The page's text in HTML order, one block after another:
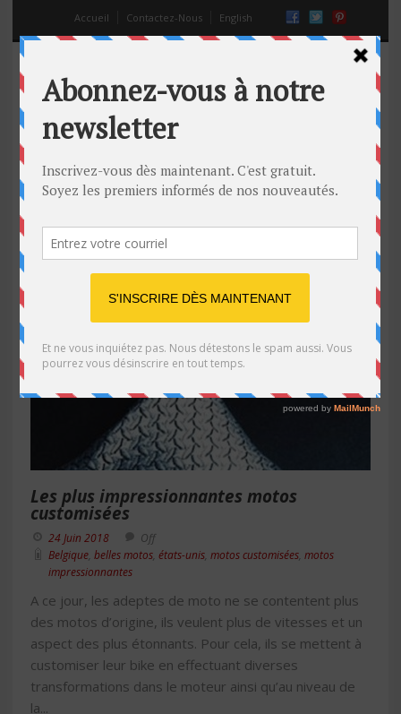
Accueil Contactez-Nous English
motos impressionnantes
Les plus impressionnantes motos
customisées
24 Juin 2018
Off
Belgique belles motos états-unis motos customisées motos
impressionnantes
A ce jour, les adeptes de moto ne se contentent plus
des motos d’origine, ils veulent plus de vitesses et un
aspect des plus étonnants. Pour cela, ils se mettent à
customiser leur bike en effectuant diverses
transformations dans le moteur ainsi qu’au niveau de
la...